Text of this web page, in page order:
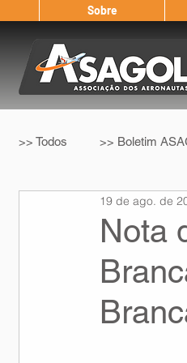
Sobre
>> Todos >> Boletim
>> Legislação >>
Eleição ASAGOL
Nota
19 de ago. de